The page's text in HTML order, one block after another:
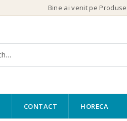
Bine ai venit pe
CONTACT HORECA